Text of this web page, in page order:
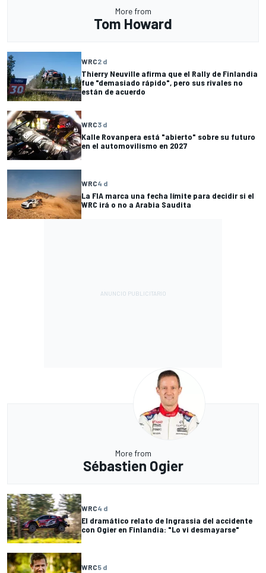
More from
Tom Howard
WRC2 d
Thierry Neuville afirma que el Rally de Finlandia
fue "demasiado rápido", pero sus rivales no
están de acuerdo
WRC3 d
Kalle Rovanpera está "abierto" sobre su futuro
en el automovilismo en 2027
WRC4 d
La FIA marca una fecha límite para decidir si el
WRC irá o no a Arabia Saudita
More from
Sébastien Ogier
WRC4 d
El dramático relato de Ingrassia del accidente
con Ogier en Finlandia: "Lo vi desmayarse"
WRC5 d